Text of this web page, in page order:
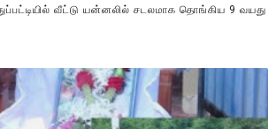
வீட்டு யன்னலில் சடலமாக தொங்கிய 9 வயது